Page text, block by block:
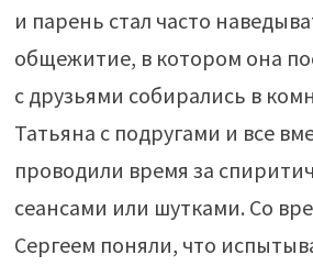
и парень стал часто
общежитие, в котором она
с друзьями собирались в
Татьяна с подругами и все
проводили время за
сеансами или шутками. Со
Сергеем поняли, что